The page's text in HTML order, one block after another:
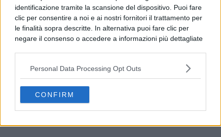
identificazione tramite la scansione del dispositivo. Puoi fare
clic per consentire a noi e ai nostri fornitori il trattamento per
le finalità sopra descritte. In alternativa puoi fare clic per
negare il consenso o accedere a informazioni più dettagliate
possono non richiedere il tuo consenso, ma hai il diritto di
opporti a tale trattamento. Le tue preferenze si
preferenze in qualsiasi momento ritornando su questo sito o
consultando la nostrainformativa sulla riservatezza.
Personal Data Processing Opt Outs
CONFIRM
Napoli, Ditto: “Trasporti estivi da potenziare entro il
2027”